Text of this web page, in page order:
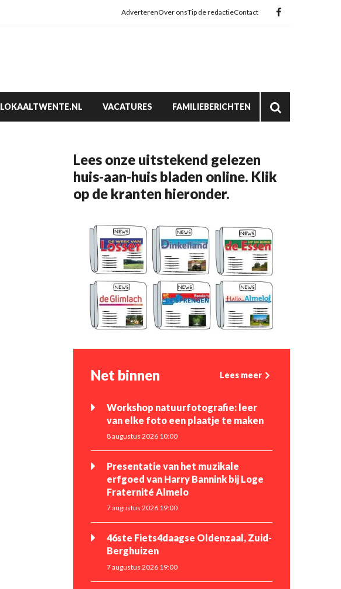
AdverterenOver onsTip de redactieContact
LOKAALTWENTE.NL VACATURES FAMILIEBERICHTEN
Lees onze uitstekend gelezen
huis-aan-huis bladen online. Klik
op de kranten hieronder.
Net binnen Lees meer
Workshop natuurfotografie: leer
van elke foto een plaatje te maken
8 augustus 2026 10:00
Presentatie van het muzikale
erfgoed van Harry Bannink bij Loge
Fraternité Almelo
7 augustus 2026 19:00
46ste Fiets4daagse Oldenzaal, Zuid-
Berghuizen
7 augustus 2026 19:00